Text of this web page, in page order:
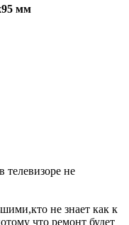
мм
не
не знает как к
что ремонт будет